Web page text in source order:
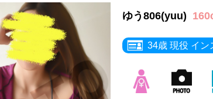
ゆう806(yuu)
34歳 現役 イン